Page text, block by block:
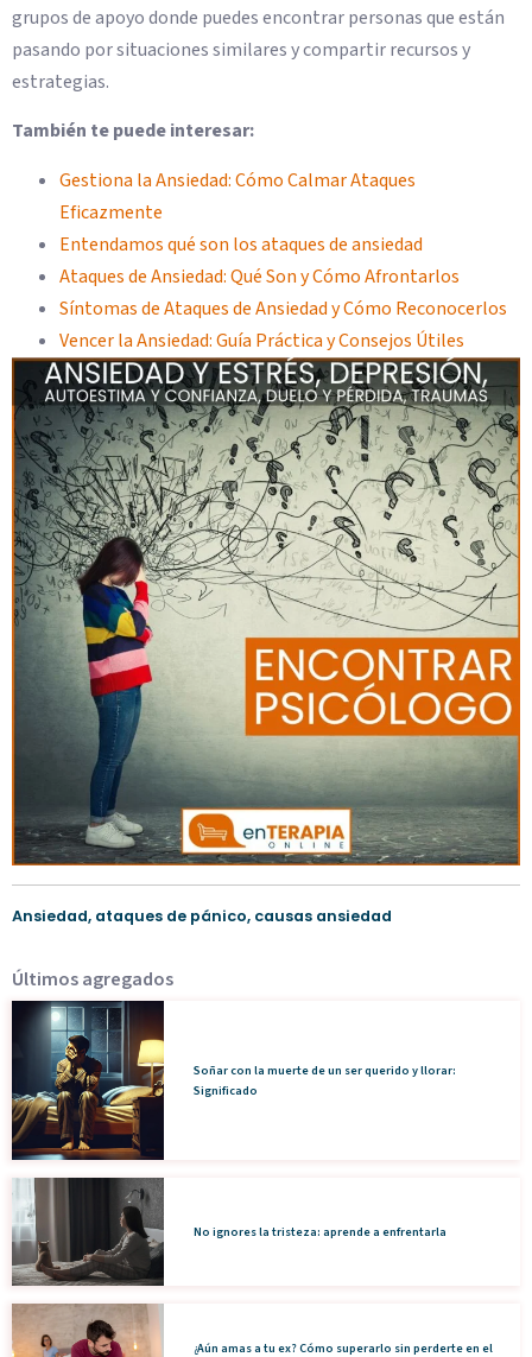
grupos de apoyo donde puedes encontrar personas que están
pasando por situaciones similares y compartir recursos y
estrategias.
También te puede interesar:
Gestiona la Ansiedad: Cómo Calmar Ataques
Eficazmente
Entendamos qué son los ataques de ansiedad
Ataques de Ansiedad: Qué Son y Cómo Afrontarlos
Síntomas de Ataques de Ansiedad y Cómo Reconocerlos
Vencer la Ansiedad: Guía Práctica y Consejos Útiles
Ansiedad, ataques de pánico, causas ansiedad
Últimos agregados
Soñar con la muerte de un ser querido y llorar:
Significado
No ignores la tristeza: aprende a enfrentarla
¿Aún amas a tu ex? Cómo superarlo sin perderte en el